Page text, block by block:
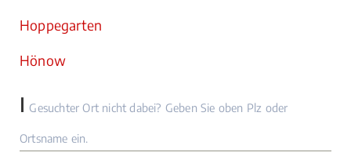
Hoppegarten
Hönow
I Gesuchter Ort nicht dabei? Geben Sie oben Plz oder
Ortsname ein.